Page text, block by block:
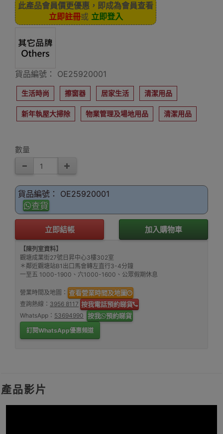
此產品會員價更優惠，即成為會員查看
立即註冊或 立即登入
貨品編號： OE25920001
生活時尚 擦窗器 居家生活 清潔用品
新年執屋大掃除 物業管理及場地用品 清潔用品
數量
貨品編號： OE25920001
查貨
立即結帳 加入購物車
【陳列室資料】
觀塘成業街27號日昇中心3樓302室
＊鄰近觀塘站B1出口馬會轉左直行3-4分鐘
一至五 1000-1900、六1000-1600、公眾假期休息
營業時間及地圖： 查看營業時間及地圖
查詢熱線： 3956 8117 按我電話預約睇貨
WhatsApp： 53694990 按我 預約睇貨
訂閱WhatsApp優惠頻道
產品影片